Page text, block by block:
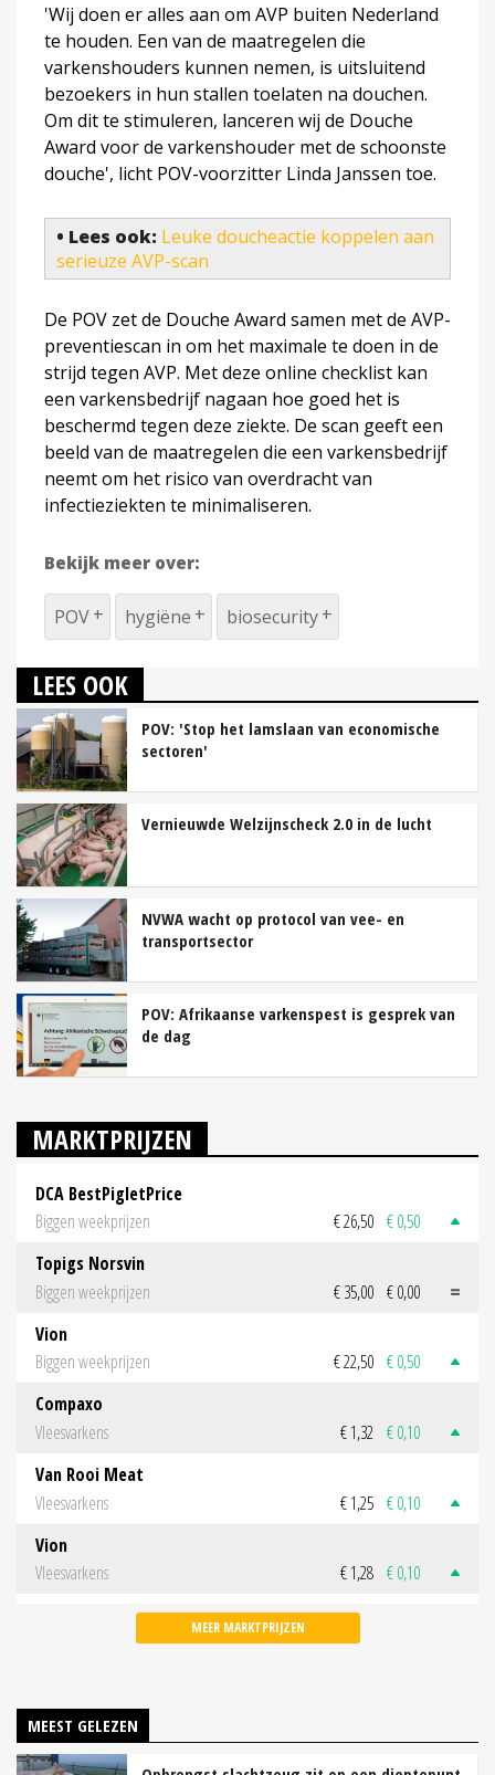
'Wij doen er alles aan om AVP buiten Nederland
te houden. Een van de maatregelen die
varkenshouders kunnen nemen, is uitsluitend
bezoekers in hun stallen toelaten na douchen.
Om dit te stimuleren, lanceren wij de Douche
Award voor de varkenshouder met de schoonste
douche', licht POV-voorzitter Linda Janssen toe.
• Lees ook: Leuke doucheactie koppelen aan
serieuze AVP-scan
De POV zet de Douche Award samen met de AVP-
preventiescan in om het maximale te doen in de
strijd tegen AVP. Met deze online checklist kan
een varkensbedrijf nagaan hoe goed het is
beschermd tegen deze ziekte. De scan geeft een
beeld van de maatregelen die een varkensbedrijf
neemt om het risico van overdracht van
infectieziekten te minimaliseren.
Bekijk meer over:
POV hygiëne biosecurity
LEES OOK
POV: 'Stop het lamslaan van economische
sectoren'
Vernieuwde Welzijnscheck 2.0 in de lucht
NVWA wacht op protocol van vee- en
transportsector
POV: Afrikaanse varkenspest is gesprek van
de dag
MARKTPRIJZEN
DCA BestPigletPrice
Biggen weekprijzen
€ 26,50 € 0,50
Topigs Norsvin
Biggen weekprijzen
€ 35,00 € 0,00
Vion
Biggen weekprijzen
€ 22,50 € 0,50
Compaxo
Vleesvarkens
€ 1,32 € 0,10
Van Rooi Meat
Vleesvarkens
€ 1,25 € 0,10
Vion
Vleesvarkens
€ 1,28 € 0,10
MEER MARKTPRIJZEN
MEEST GELEZEN